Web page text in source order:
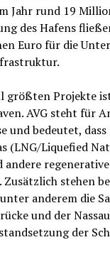
Jahr rund 19
des Hafens
Euro für die
größten Projekte
AVG steht für
und bedeutet,
(LNG/Liquefied
Zusätzlich stehen
anderem die
und der
der